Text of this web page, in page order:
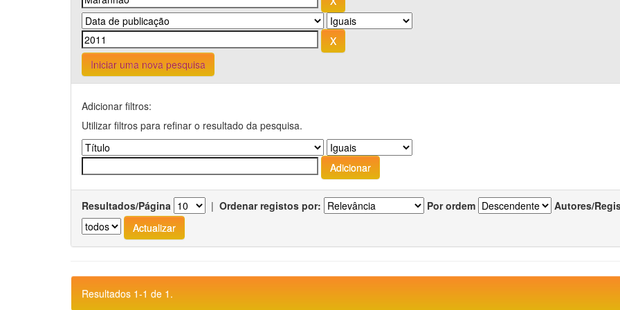
Iniciar uma nova pesquisa
Adicionar filtros:
Utilizar filtros para refinar o resultado da pesquisa.
Resultados/Página | Ordenar registos por: Por ordem Autores/
Resultados 1-1 de 1.